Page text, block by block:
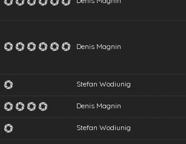
Denis Magnin
Stefan Wodiunig
Denis Magnin
Stefan Wodiunig